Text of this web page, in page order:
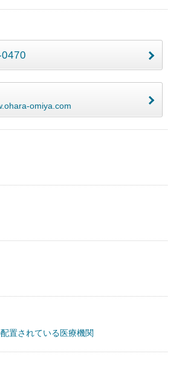
omiya.com
置されている医療機関